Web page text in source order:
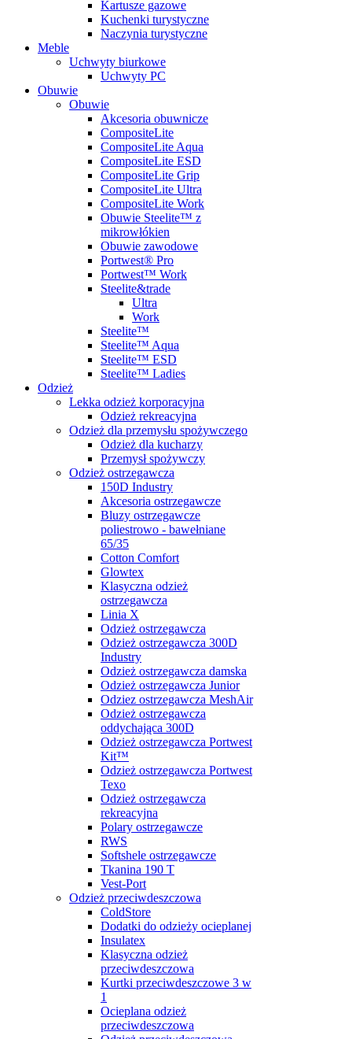
Kartusze gazowe
Kuchenki turystyczne
Naczynia turystyczne
Meble
Uchwyty biurkowe
Uchwyty PC
Obuwie
Obuwie
Akcesoria obuwnicze
CompositeLite
CompositeLite Aqua
CompositeLite ESD
CompositeLite Grip
CompositeLite Ultra
CompositeLite Work
Obuwie Steelite™ z
mikrowłókien
Obuwie zawodowe
Portwest® Pro
Portwest™ Work
Steelite&trade
Ultra
Work
Steelite™
Steelite™ Aqua
Steelite™ ESD
Steelite™ Ladies
Odzież
Lekka odzież korporacyjna
Odzież rekreacyjna
Odzież dla przemysłu spożywczego
Odzież dla kucharzy
Przemysł spożywczy
Odzież ostrzegawcza
150D Industry
Akcesoria ostrzegawcze
Bluzy ostrzegawcze
poliestrowo - bawełniane
65/35
Cotton Comfort
Glowtex
Klasyczna odzież
ostrzegawcza
Linia X
Odzież ostrzegawcza
Odzież ostrzegawcza 300D
Industry
Odzież ostrzegawcza damska
Odzież ostrzegawcza Junior
Odziez ostrzegawcza MeshAir
Odzież ostrzegawcza
oddychająca 300D
Odzież ostrzegawcza Portwest
Kit™
Odzież ostrzegawcza Portwest
Texo
Odzież ostrzegawcza
rekreacyjna
Polary ostrzegawcze
RWS
Softshele ostrzegawcze
Tkanina 190 T
Vest-Port
Odzież przeciwdeszczowa
ColdStore
Dodatki do odzieży ocieplanej
Insulatex
Klasyczna odzież
przeciwdeszczowa
Kurtki przeciwdeszczowe 3 w
1
Ocieplana odzież
przeciwdeszczowa